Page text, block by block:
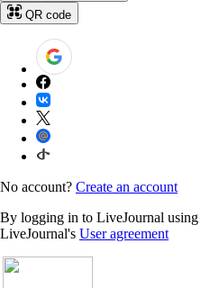
QR code
No account? Create an account
By logging in to LiveJournal
LiveJournal's User agreement